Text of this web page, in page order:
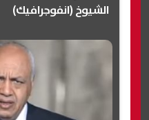
الشيوخ (انفوجرافيك)